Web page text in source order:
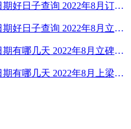
2022年8月订盟最佳吉日日期好日子查询 2022年8月订盟黄道吉日一览
2022年8月立券最佳吉日日期好日子查询 2022年8月立券的黄道吉日一览
2022年8月立碑最佳吉日日期有哪几天 2022年8月立碑吉日查询
2022年8月上梁最佳吉日日期有哪几天 2022年8月上梁的黄道吉日